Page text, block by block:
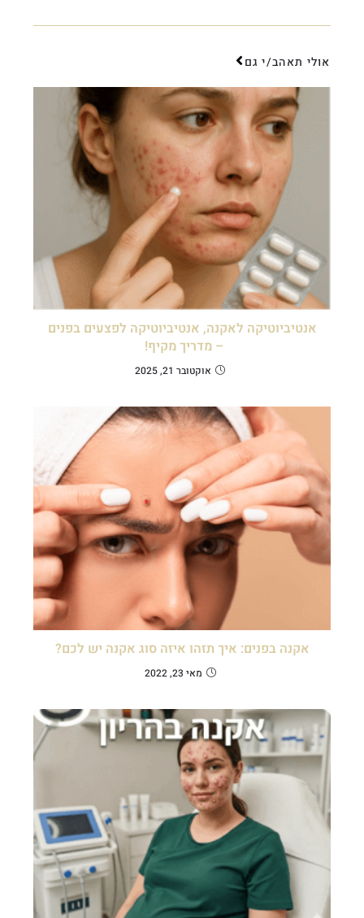
אולי תאהב/י גם
אנטיביוטיקה לאקנה, אנטיביוטיקה לפצעים בפנים
– מדריך מקיף!
אוקטובר 21, 2025
אקנה בפנים: איך תזהו איזה סוג אקנה יש לכם?
מאי 23, 2022